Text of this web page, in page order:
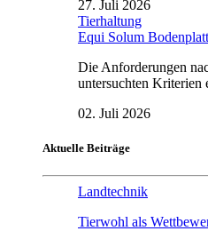
27. Juli 2026
Tierhaltung
Equi Solum
Die Anforderungen
untersuchten Kriterien
02. Juli 2026
Aktuelle Beiträge
Landtechnik
Tierwohl als